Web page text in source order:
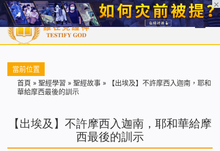
首頁 每日靈糧 天國福音 基督徒見證 信仰解答 聖經
當前位置
首頁 » 聖經學習 » 聖經故事 »
【出埃及】不許摩西入迦南，耶和
華給摩西最後的訓示
【出埃及】不許摩西入迦南，耶和華給摩
西最後的訓示